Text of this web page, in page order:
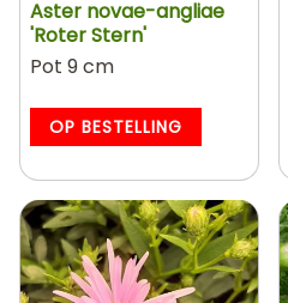
Aster novae-angliae
'Roter Stern'
Pot 9 cm
OP BESTELLING